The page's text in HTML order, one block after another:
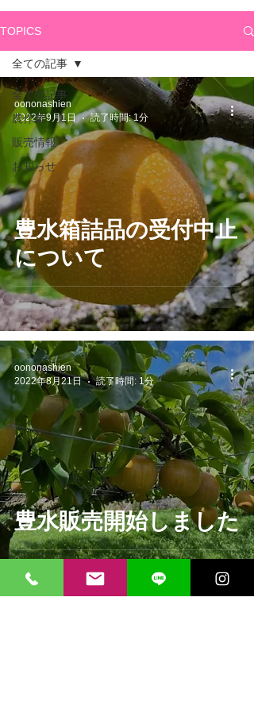
TOPICS
全ての記事
農作業
販売情報
お知らせ
全ての記事
豊水箱詰品の受付中止
について
oononashien
2022年9月1日
読了時間: 1分
豊水販売開始しました
oononashien
2022年8月21日
読了時間: 1分